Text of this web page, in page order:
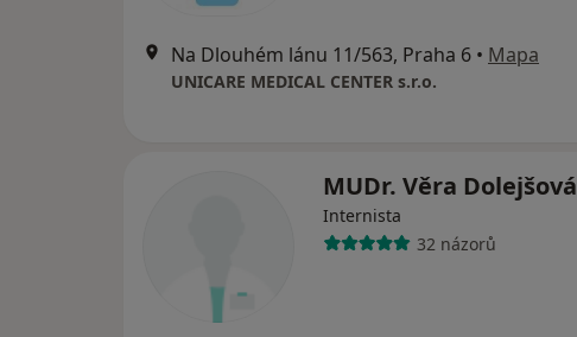
Na Dlouhém lánu 11/563, Praha 6 • Mapa
UNICARE MEDICAL CENTER s.r.o.
MUDr. Věra Dolejšová
Internista
32 názorů